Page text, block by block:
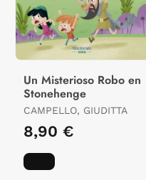
Un Misterioso Robo en
Stonehenge
CAMPELLO, GIUDITTA
8,90 €